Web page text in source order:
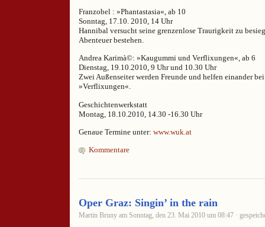
Franzobel : »Phantastasia«, ab 10
Sonntag, 17.10. 2010, 14 Uhr
Hannibal versucht seine grenzenlose Traurigkeit zu
Abenteuer bestehen.
Andrea Karimà©: »Kaugummi und Verflixungen«, ab 6
Dienstag, 19.10.2010, 9 Uhr und 10.30 Uhr
Zwei Außenseiter werden Freunde und helfen einander
»Verflixungen«.
Geschichtenwerkstatt
Montag, 18.10.2010, 14.30 -16.30 Uhr
Genaue Termine unter: www.wuk.at
Kommentare
Oper Graz: Singin’ in the rain
Martin Bruny am Sonntag, den 23. Mai 2010 um 08:47 ·